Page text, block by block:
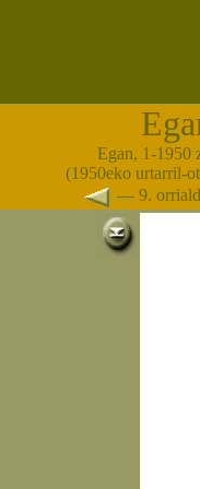
Egan, 1-1950
(1950eko urtarril-
— 9.